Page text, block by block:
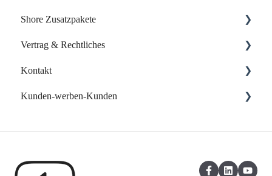
FAQs - Fragen & Antworten zu Shore Pay
Shore Zusatzpakete
Onlineshop
Website-Baukasten
Online-Verzeichnisse
Vertrag & Rechtliches
Vertrag & Rechnungen
Datenschutz
Kontakt
Support kontaktieren
Kunden-werben-Kunden